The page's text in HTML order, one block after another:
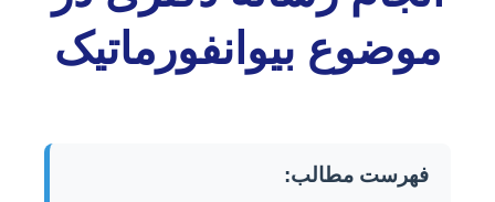
موضوع بیوانفورماتیک
فهرست مطالب: